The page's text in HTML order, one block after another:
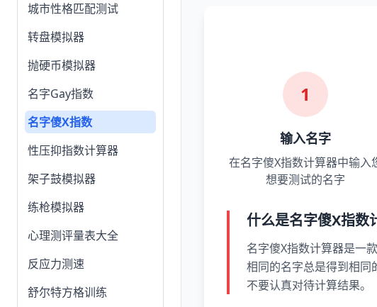
城市性格匹配测试
转盘模拟器
抛硬币模拟器
名字Gay指数
名字傻X指数
性压抑指数计算器
架子鼓模拟器
练枪模拟器
心理测评量表大全
反应力测速
舒尔特方格训练
1
输入名字
在名字傻X指数计算器中输入
想要测试的名字
什么是名字傻X指数
名字傻X指数计算器是一
相同的名字总是得到相同
不要认真对待计算结果。